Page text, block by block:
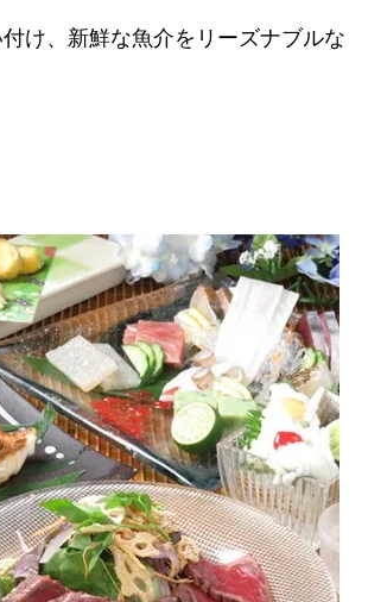
け、新鮮な魚介をリーズナブルな